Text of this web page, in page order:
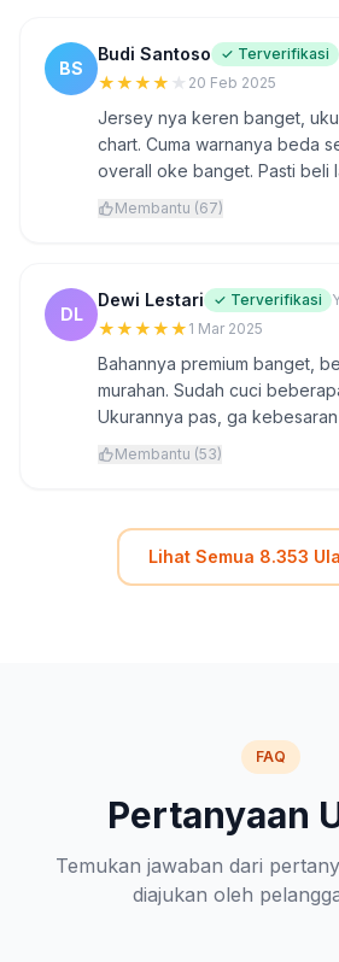
BS
Budi Santoso ✓ Terverifikasi
★★★★ ★ 20 Feb 2025
Jersey nya keren banget,
chart. Cuma warnanya beda
overall oke banget. Pasti beli
Membantu (67)
DL
Dewi Lestari ✓ Terverifikasi
★★★★★ 1 Mar 2025
Bahannya premium banget,
murahan. Sudah cuci
Ukurannya pas, ga
Membantu (53)
Lihat Semua 8.353
FAQ
Pertanyaan
Temukan jawaban dari
diajukan oleh